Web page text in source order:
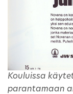
Kouluissa
parantamaan